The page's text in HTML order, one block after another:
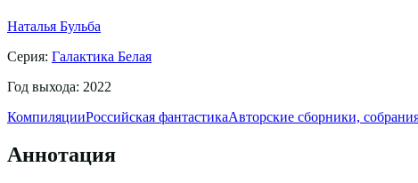
Наталья Бульба
Серия: Галактика Белая
Год выхода: 2022
КомпиляцииРоссийская фантастикаАвторские сборники,
Аннотация